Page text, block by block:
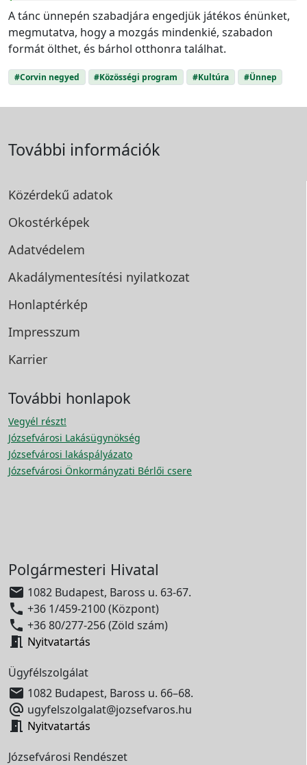
A tánc ünnepén szabadjára engedjük játékos énünket,
megmutatva, hogy a mozgás mindenkié, szabadon
formát ölthet, és bárhol otthonra találhat.
#Corvin negyed #Közösségi program #Kultúra #Ünnep
További információk
Közérdekű adatok
Okostérképek
Adatvédelem
Akadálymentesítési nyilatkozat
Honlaptérkép
Impresszum
Karrier
További honlapok
Vegyél részt!
Józsefvárosi Lakásügynökség
Józsefvárosi lakáspályázato
Józsefvárosi Önkormányzati Bérlői csere
Polgármesteri Hivatal
 1082 Budapest, Baross u. 63-67.
 +36 1/459-2100 (Központ)
 +36 80/277-256 (Zöld szám)
 Nyitvatartás
Ügyfélszolgálat
 1082 Budapest, Baross u. 66–68.
 ugyfelszolgalat@jozsefvaros.hu
 Nyitvatartás
Józsefvárosi Rendészet